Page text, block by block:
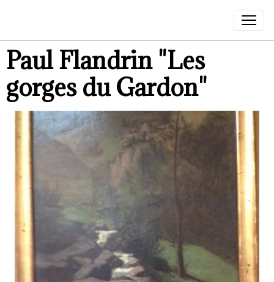
Paul Flandrin "Les
gorges du Gardon"